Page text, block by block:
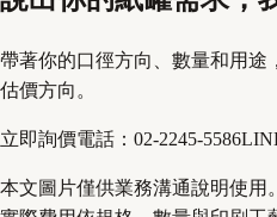
帶著你的口徑方向、數量和用途
估價方向。
立即詢價電話： 02-2245-5586
本文圖片僅供業務溝通說明使用